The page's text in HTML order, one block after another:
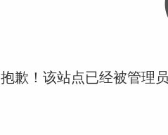
抱歉！该站点已经被管理